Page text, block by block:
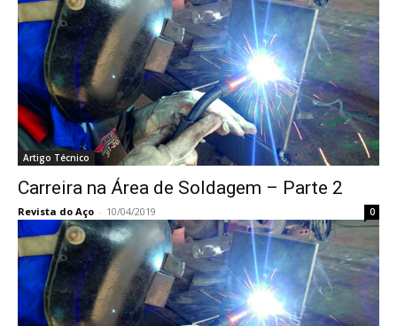
Artigo Técnico
Carreira na Área de Soldagem – Parte 2
Revista do Aço - 10/04/2019 0